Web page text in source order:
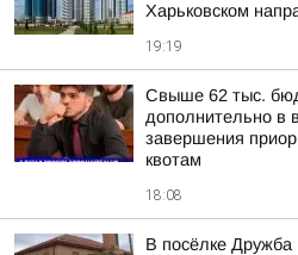
Харьковском
19:19
Свыше 62 тыс.
дополнительно в
завершения
квотам
18:08
В посёлке Дружба